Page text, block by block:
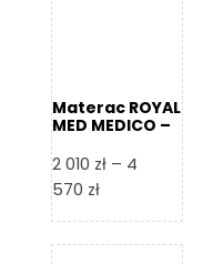
Materac ROYAL
MED MEDICO –
2 010 zł – 4
570 złZakres
od